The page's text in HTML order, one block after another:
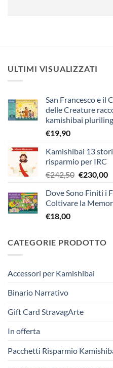
ULTIMI VISUALIZZATI
San Francesco e il
delle Creature
kamishibai
€19,90
Kamishibai 13
risparmio per IRC
€242,50 Il
originale
era:
€230,00Il
è:
Dove Sono Finiti i
Coltivare la
€18,00
CATEGORIE PRODOTTO
Accessori per Kamishibai
Binario Narrativo
Gift Card StravagArte
In offerta
Pacchetti Risparmio